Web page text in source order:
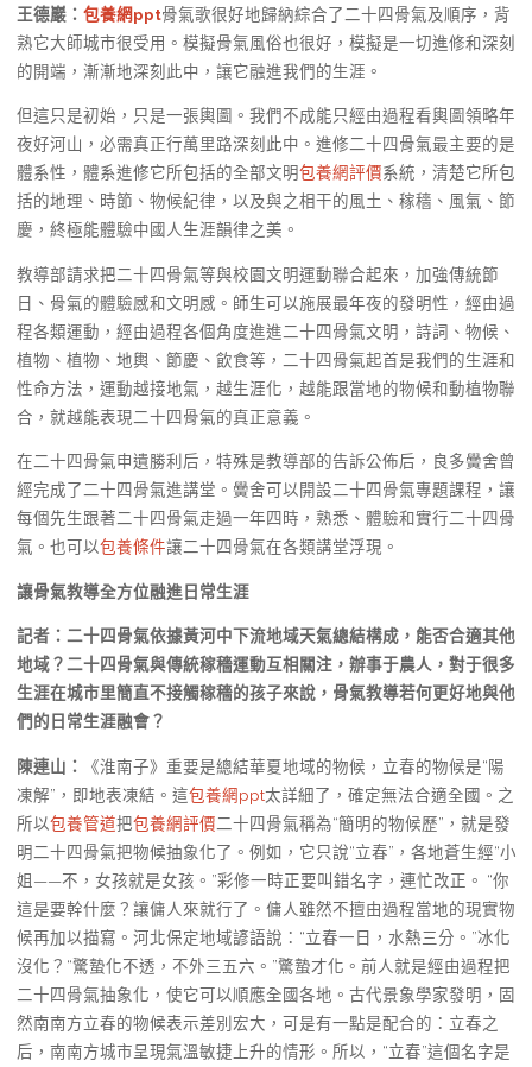
王德巖： 包養網ppt骨氣歌很好地歸納綜合了二十四骨氣及順序，背
熟它大師城市很受用。模擬骨氣風俗也很好，模擬是一切進修和深刻
的開端，漸漸地深刻此中，讓它融進我們的生涯。
但這只是初始，只是一張輿圖。我們不成能只經由過程看輿圖領略年
夜好河山，必需真正行萬里路深刻此中。進修二十四骨氣最主要的是
體系性，體系進修它所包括的全部文明包養網評價系統，清楚它所包
括的地理、時節、物候紀律，以及與之相干的風土、稼穡、風氣、節
慶，終極能體驗中國人生涯韻律之美。
教導部請求把二十四骨氣等與校園文明運動聯合起來，加強傳統節
日、骨氣的體驗感和文明感。師生可以施展最年夜的發明性，經由過
程各類運動，經由過程各個角度進進二十四骨氣文明，詩詞、物候、
植物、植物、地輿、節慶、飲食等，二十四骨氣起首是我們的生涯和
性命方法，運動越接地氣，越生涯化，越能跟當地的物候和動植物聯
合，就越能表現二十四骨氣的真正意義。
在二十四骨氣申遺勝利后，特殊是教導部的告訴公佈后，良多黌舍曾
經完成了二十四骨氣進講堂。黌舍可以開設二十四骨氣專題課程，讓
每個先生跟著二十四骨氣走過一年四時，熟悉、體驗和實行二十四骨
氣。也可以包養條件讓二十四骨氣在各類講堂浮現。
讓骨氣教導全方位融進日常生涯
記者：二十四骨氣依據黃河中下流地域天氣總結構成，能否合適其他
地域？二十四骨氣與傳統稼穡運動互相關注，辦事于農人，對于很多
生涯在城市里簡直不接觸稼穡的孩子來說，骨氣教導若何更好地與他
們的日常生涯融會？
陳連山：
《淮南子》重要是總結華夏地域的物候，立春的物候是“陽
凍解”，即地表凍結。這包養網ppt太詳細了，確定無法合適全國。之
所以包養管道把包養網評價二十四骨氣稱為“簡明的物候歷”，就是發
明二十四骨氣把物候抽象化了。例如，它只說“立春”，各地蒼生經“小
姐——不，女孩就是女孩。”彩修一時正要叫錯名字，連忙改正。 “你
這是要幹什麼？讓傭人來就行了。傭人雖然不擅由過程當地的現實物
候再加以描寫。河北保定地域諺語說：“立春一日，水熱三分。”冰化
沒化？“驚蟄化不透，不外三五六。”驚蟄才化。前人就是經由過程把
二十四骨氣抽象化，使它可以順應全國各地。古代景象學家發明，固
然南南方立春的物候表示差別宏大，可是有一點是配合的：立春之
后，南南方城市呈現氣溫敏捷上升的情形。所以，“立春”這個名字是